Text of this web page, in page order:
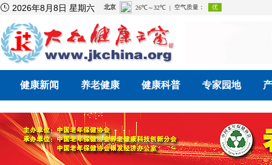
 2026年8月8日 星期六
健康新闻 养老健康 健康科普 专家园地